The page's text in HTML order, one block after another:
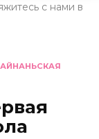
с нами в